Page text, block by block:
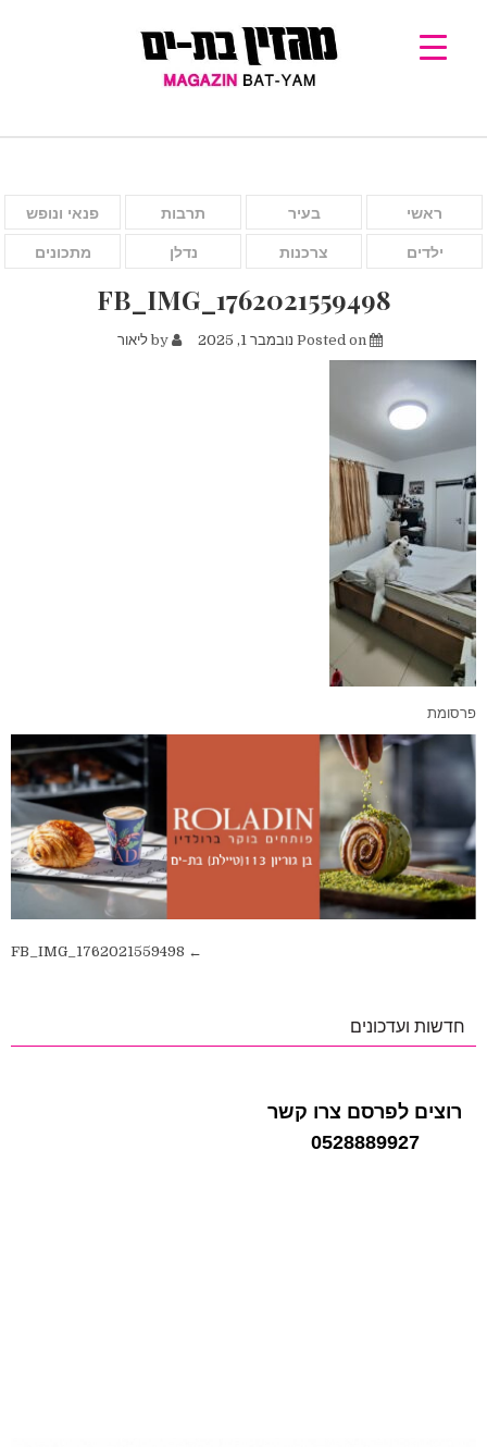
ראשי בעיר תרבות פנאי ונופש
ילדים צרכנות נדלן מתכונים
FB_IMG_1762021559498
נובמבר 1, 2025 ליאור
פרסומת
← FB_IMG_1762021559498
חדשות ועדכונים
רוצים לפרסם צרו קשר
0528889927